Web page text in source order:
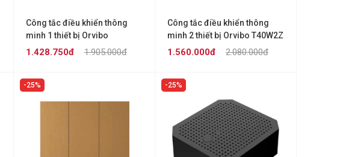
Công tắc điều khiển thông
minh 1 thiết bị Orvibo
T40W1ZG
1.905.000đ
1.428.750đ
Công tắc điều khiển thông
minh 2 thiết bị Orvibo T40W2Z
2.080.000đ
1.560.000đ
25% 25%